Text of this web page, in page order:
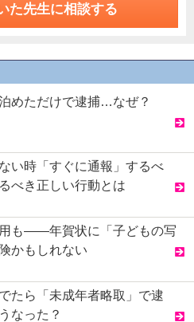
た先生に相談する
めただけで逮捕…なぜ？
い時「すぐに通報」するべ
べき正しい行動とは
も——年賀状に「子どもの写
かもしれない
たら「未成年者略取」で逮
なった？